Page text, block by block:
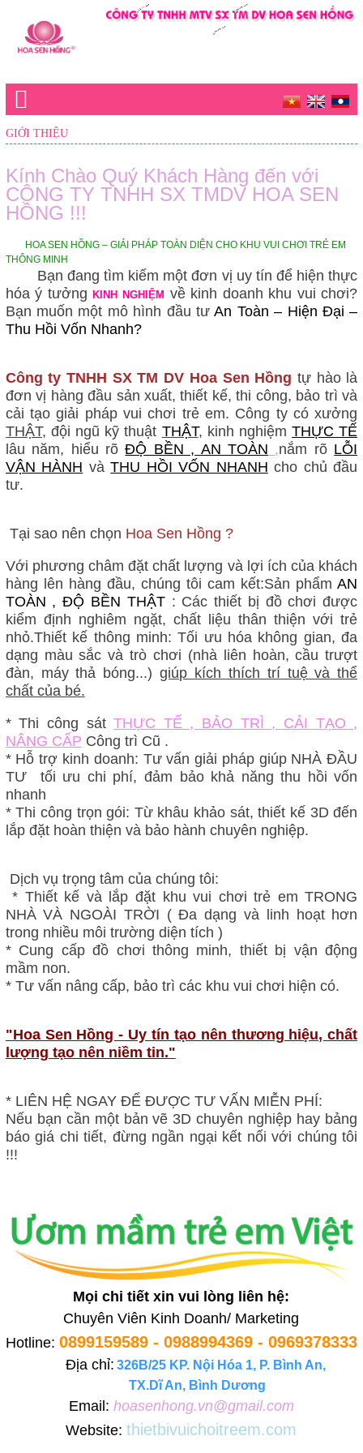
GIỚI THIỆU
Kính Chào Quý Khách Hàng đến với
CÔNG TY TNHH SX TMDV HOA SEN
HỒNG !!!
HOA SEN HỒNG – GIẢI PHÁP TOÀN DIỆN CHO KHU VUI CHƠI TRẺ EM
THÔNG MINH
Bạn đang tìm kiếm một đơn vị uy tín để hiện thực
hóa ý tưởng KINH NGHIỆM về kinh doanh khu vui chơi?
Bạn muốn một mô hình đầu tưAn Toàn – Hiện Đại –
Thu Hồi Vốn Nhanh?
Công ty TNHH SX TM DV Hoa Sen Hồng tự hào là
đơn vị hàng đầu sản xuất, thiết kế, thi công, bảo trì và
cải tạo giải pháp vui chơi trẻ em. Công ty có xưởng
THẬT, đội ngũ kỹ thuật THẬT, kinh nghiệmTHỰC TẾ
lâu năm, hiểu rõĐỘ BỀN , AN TOÀN ,nắm rõ LỖI
VẬN HÀNH vàTHU HỒI VỐN NHANH cho chủ đầu
tư.
Tại sao nên chọn Hoa Sen Hồng ?
Với phương châm đặt chất lượng và lợi ích của khách
hàng lên hàng đầu, chúng tôi cam kết:Sản phẩm AN
TOÀN , ĐỘ BỀN THẬT: Các thiết bị đồ chơi được
kiểm định nghiêm ngặt, chất liệu thân thiện với trẻ
nhỏ.Thiết kế thông minh: Tối ưu hóa không gian, đa
dạng màu sắc và trò chơi (nhà liên hoàn, cầu trượt
đàn, máy thả bóng...)giúp kích thích trí tuệ và thể
chất của bé.
* Thi công sátTHỰC TẾ , BẢO TRÌ , CẢI TẠO ,
NÂNG CẤP Công trì Cũ .
* Hỗ trợ kinh doanh: Tư vấn giải pháp giúp NHÀ ĐẦU
TƯ tối ưu chi phí, đảm bảo khả năng thu hồi vốn
nhanh
* Thi công trọn gói: Từ khâu khảo sát, thiết kế 3D đến
lắp đặt hoàn thiện và bảo hành chuyên nghiệp.
Dịch vụ trọng tâm của chúng tôi:
* Thiết kế và lắp đặt khu vui chơi trẻ em TRONG
NHÀ VÀ NGOÀI TRỜI ( Đa dạng và linh hoạt hơn
trong nhiều môi trường diện tích )
* Cung cấp đồ chơi thông minh, thiết bị vận động
mầm non.
* Tư vấn nâng cấp, bảo trì các khu vui chơi hiện có.
"Hoa Sen Hồng - Uy tín tạo nên thương hiệu, chất
lượng tạo nên niềm tin."
* LIÊN HỆ NGAY ĐỂ ĐƯỢC TƯ VẤN MIỄN PHÍ:
Nếu bạn cần một bản vẽ 3D chuyên nghiệp hay bảng
báo giá chi tiết, đừng ngần ngại kết nối với chúng tôi
!!!
Mọi chi tiết xin vui lòng liên hệ:
Chuyên Viên Kinh Doanh/ Marketing
Hotline: 0899159589 - 0988994369 - 0969378333
Địa chỉ: 326B/25 KP. Nội Hóa 1, P. Bình An,
TX.Dĩ An, Bình Dương
Email: hoasenhong.vn@gmail.com
Website:thietbivuichoitreem.com